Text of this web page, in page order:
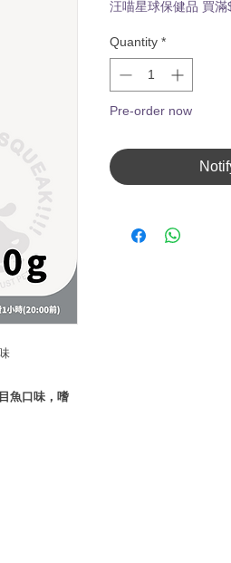
魚口味，嗜
Price
汪喵星球保健品 買
Quantity *
Pre-order now